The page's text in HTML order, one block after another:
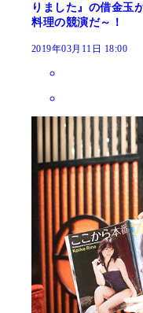
りました』の借金玉
料理の競演だ～！
2019年03月11日 18:00